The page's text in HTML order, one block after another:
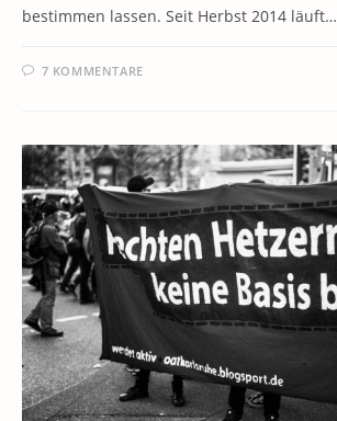
bestimmen lassen. Seit Herbst 2014 läuft…
7 KOMMENTARE